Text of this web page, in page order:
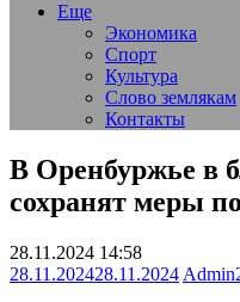
Еще
Экономика
Спорт
Культура
Слово землякам
Контакты
В Оренбуржье в
сохранят меры
28.11.2024 14:58
28.11.202428.11.2024